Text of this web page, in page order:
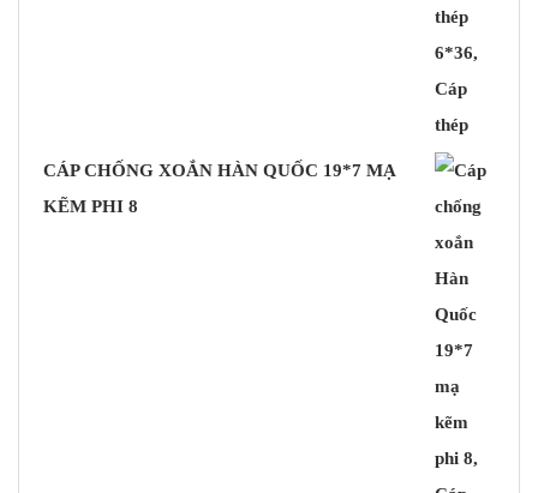
CÁP CHỐNG XOẮN HÀN QUỐC 19*7 MẠ
KẼM PHI 8